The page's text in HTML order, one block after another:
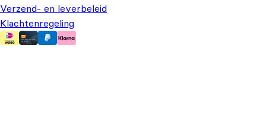
Verzend- en leverbeleid
Klachtenregeling